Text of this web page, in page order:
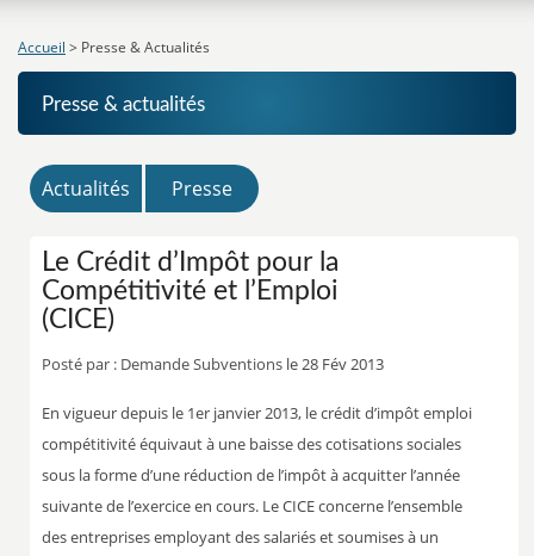
Accueil > Presse & Actualités
Presse & actualités
Actualités Presse
Le Crédit d’Impôt pour la
Compétitivité et l’Emploi
(CICE)
Posté par : Demande Subventions le 28 Fév 2013
En vigueur depuis le 1er janvier 2013, le crédit d’impôt emploi
compétitivité équivaut à une baisse des cotisations sociales
sous la forme d’une réduction de l’impôt à acquitter l’année
suivante de l’exercice en cours. Le CICE concerne l’ensemble
des entreprises employant des salariés et soumises à un